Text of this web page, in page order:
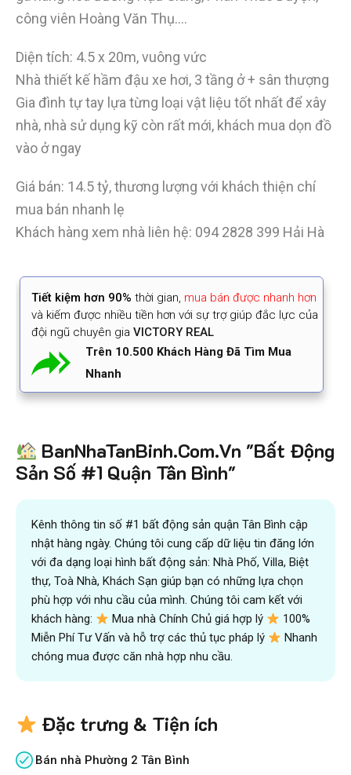
công viên Hoàng Văn Thụ….
Diện tích: 4.5 x 20m, vuông vức
Nhà thiết kế hầm đậu xe hơi, 3 tầng ở + sân thượng
Gia đình tự tay lựa từng loại vật liệu tốt nhất để xây
nhà, nhà sử dụng kỹ còn rất mới, khách mua dọn đồ
vào ở ngay
Giá bán: 14.5 tỷ, thương lượng với khách thiện chí
mua bán nhanh lẹ
Khách hàng xem nhà liên hệ: 094 2828 399 Hải Hà
Tiết kiệm hơn 90% thời gian, mua bán được nhanh hơn
và kiếm được nhiều tiền hơn với sự trợ giúp đắc lực của
đội ngũ chuyên gia VICTORY REAL
Trên 10.500 Khách Hàng Đã Tìm Mua
Nhanh
BanNhaTanBinh.Com.Vn "Bất Động
Sản Số #1 Quận Tân Bình"
Kênh thông tin số #1 bất động sản quận Tân Bình cập
nhật hàng ngày. Chúng tôi cung cấp dữ liệu tin đăng lớn
với đa dạng loại hình bất động sản: Nhà Phố, Villa, Biệt
thự, Toà Nhà, Khách Sạn giúp bạn có những lựa chọn
phù hợp với nhu cầu của mình. Chúng tôi cam kết với
khách hàng:
Mua nhà Chính Chủ giá hợp lý
100%
Miễn Phí Tư Vấn và hỗ trợ các thủ tục pháp lý
Nhanh
chóng mua được căn nhà hợp nhu cầu.
Đặc trưng & Tiện ích
Bán nhà Phường 2 Tân Bình